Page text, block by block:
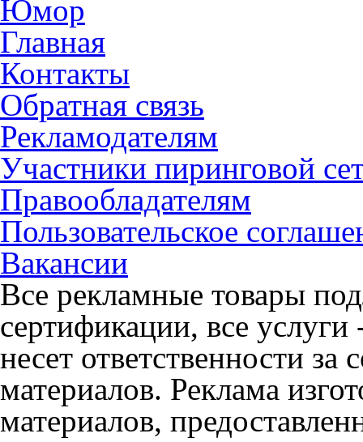
Юмор
Главная
Контакты
Обратная связь
Рекламодателям
Участники пиринговой
Правообладателям
Пользовательское
Вакансии
Все рекламные товары
сертификации, все
несет ответственности
материалов. Реклама
материалов,